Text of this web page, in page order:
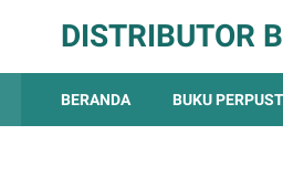
DISTRIBUTOR
BERANDA BUKU